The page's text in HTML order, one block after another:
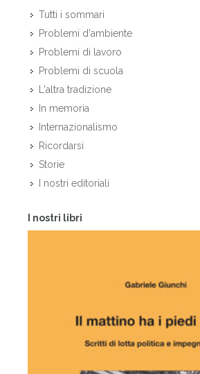
Tutti i sommari
Problemi d'ambiente
Problemi di lavoro
Problemi di scuola
L'altra tradizione
In memoria
Internazionalismo
Ricordarsi
Storie
I nostri editoriali
I nostri libri